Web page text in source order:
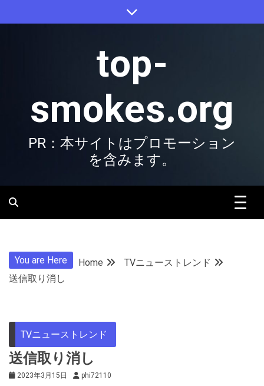
to
top-
smokes.org
PR：本サイトはプロモーション
を含みます。
You are Here Home
TVニューストレンド
送信取り消し
TVニューストレンド
送信取り消し
2023年3月15日 phi72110